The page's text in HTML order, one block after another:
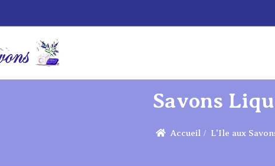
Savons
Accueil L'Ile aux